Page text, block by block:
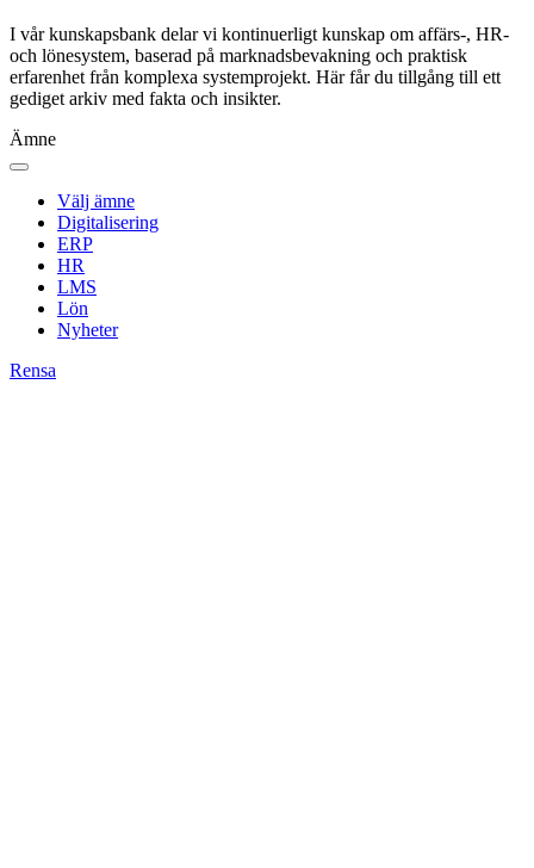
I vår kunskapsbank delar vi kontinuerligt kunskap om affärs‑, HR‑
och lönesystem, baserad på marknadsbevakning och praktisk
erfarenhet från komplexa systemprojekt. Här får du tillgång till ett
gediget arkiv med fakta och insikter.
Ämne
Välj ämne
Digitalisering
ERP
HR
LMS
Lön
Nyheter
Rensa